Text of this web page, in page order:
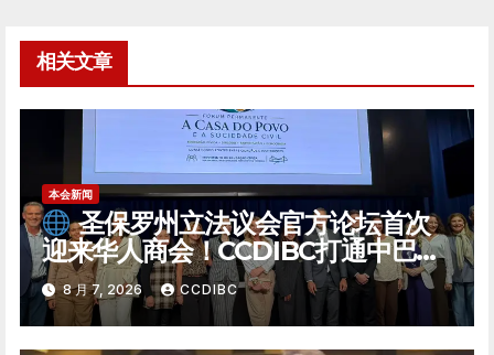
航
相关文章
本会新闻
圣保罗州立法议会官方论坛首次
迎来华人商会！CCDIBC打通中巴政
企对话「高速通道」
8 月 7, 2026 CCDIBC